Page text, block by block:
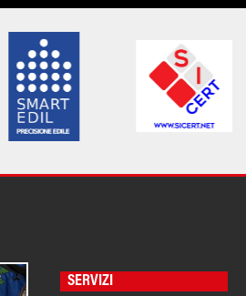
SERVIZI